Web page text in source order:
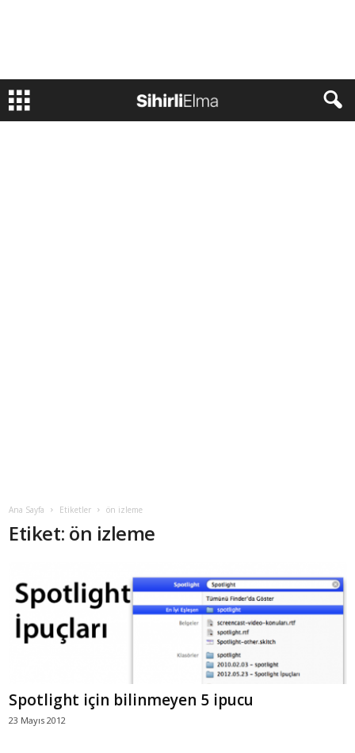
Ana Sayfa Etiketler ön izleme
Etiket: ön izleme
Spotlight için bilinmeyen 5 ipucu
23 Mayıs 2012